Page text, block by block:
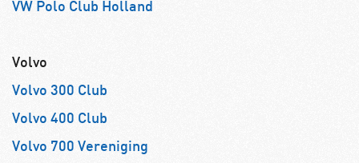
VW Polo Club Holland
Volvo
Volvo 300 Club
Volvo 400 Club
Volvo 700 Vereniging